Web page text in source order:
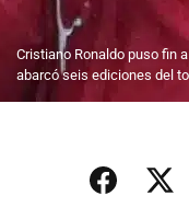
Cristiano Ronaldo puso fin
abarcó seis ediciones del